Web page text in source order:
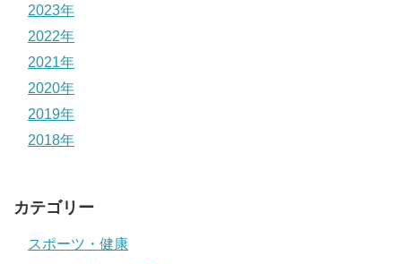
2023年
2022年
2021年
2020年
2019年
2018年
カテゴリー
スポーツ・健康